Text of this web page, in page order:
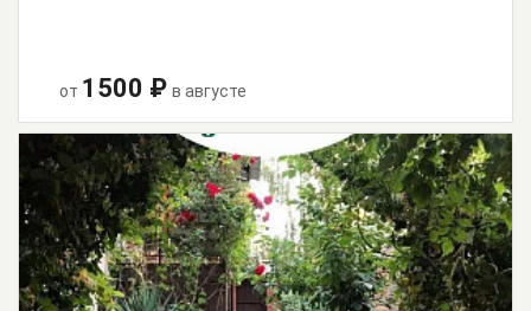
от 1500 ₽ в августе